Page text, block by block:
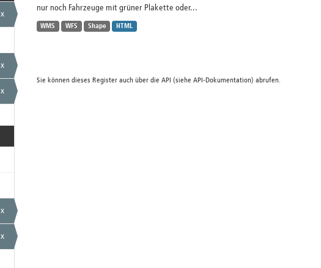
x
x
x
x
x
nur noch Fahrzeuge mit grüner Plakette oder...
WMS WFS Shape HTML
Sie können dieses Register auch über die API (siehe API-Dokumentation) abrufen.